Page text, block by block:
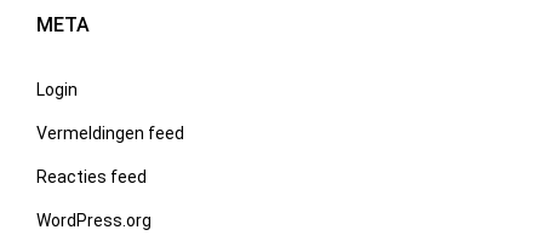
META
Login
Vermeldingen feed
Reacties feed
WordPress.org